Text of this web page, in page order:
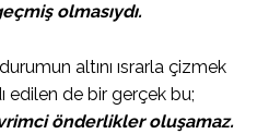
olmasıydı.
altını ısrarla çizmek
edilen de bir gerçek bu;
önderlikler oluşamaz.